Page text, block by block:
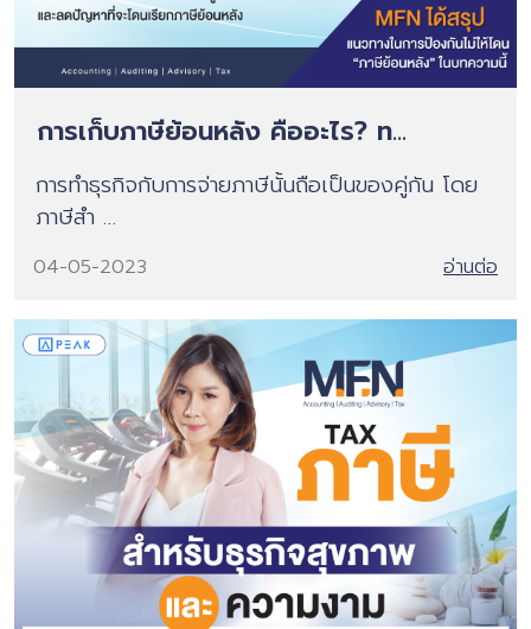
การเก็บภาษีย้อนหลัง คืออะไร? ท...
การทำธุรกิจกับการจ่ายภาษีนั้นถือเป็นของคู่กัน โดย
ภาษีสำ …
04-05-2023 อ่านต่อ